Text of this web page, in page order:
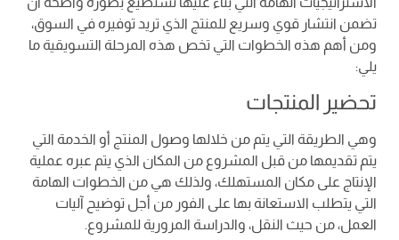
تضمن انتشار قوي وسريع للمنتج الذي تريد توفيره في السوق،
ومن أهم هذه الخطوات التي تخص هذه المرحلة التسويقية ما
يلي:
تحضير المنتجات
وهي الطريقة التي يتم من خلالها وصول المنتج أو الخدمة التي
يتم تقديمها من قبل المشروع من المكان الذي يتم عبره عملية
الإنتاج على مكان المستهلك، ولذلك هي من الخطوات الهامة
التي يتطلب الاستعانة بها على الفور من أجل توضيح آليات
العمل، من حيث النقل، والدراسة المرورية للمشروع.